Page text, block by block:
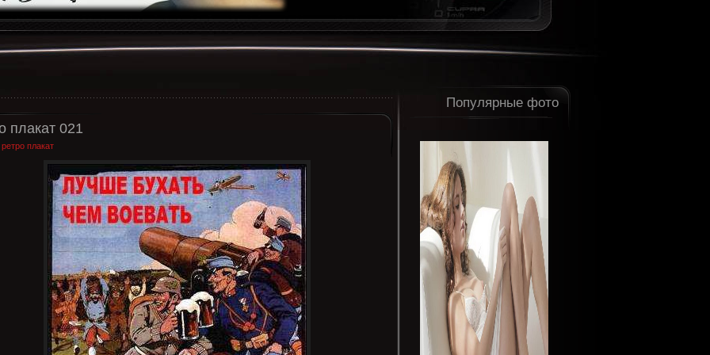
плакат 021
ретро плакат
Популярные фото